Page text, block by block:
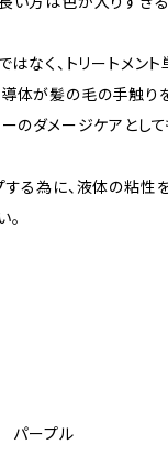
はなく、トリートメン
体が髪の毛の手触り
のダメージケアとし
する為に、液体の粘
。
パープル